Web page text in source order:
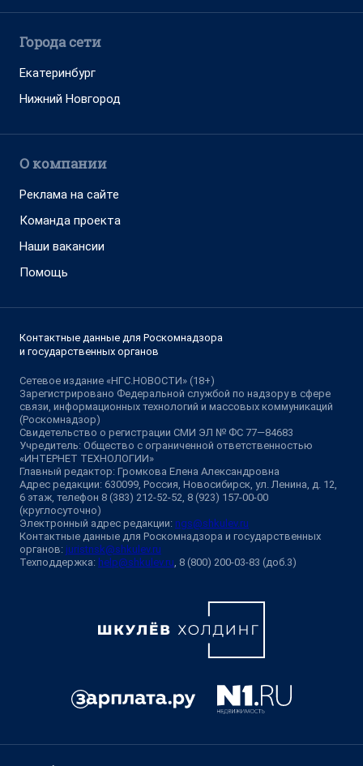
Города сети
Екатеринбург
Нижний Новгород
О компании
Реклама на сайте
Команда проекта
Наши вакансии
Помощь
Контактные данные для Роскомнадзора
и государственных органов
Сетевое издание «НГС.НОВОСТИ» (18+)
Зарегистрировано Федеральной службой по надзору в сфере
связи, информационных технологий и массовых коммуникаций
(Роскомнадзор)
Свидетельство о регистрации СМИ ЭЛ № ФС 77—84683
Учредитель: Общество с ограниченной ответственностью
«ИНТЕРНЕТ ТЕХНОЛОГИИ»
Главный редактор: Громкова Елена Александровна
Адрес редакции: 630099, Россия, Новосибирск, ул. Ленина, д. 12,
6 этаж, телефон 8 (383) 212-52-52, 8 (923) 157-00-00
(круглосуточно)
Электронный адрес редакции: ngs@shkulev.ru
Контактные данные для Роскомнадзора и государственных
органов: juristnsk@shkulev.ru
Техподдержка: help@shkulev.ru, 8 (800) 200-03-83 (доб.3)